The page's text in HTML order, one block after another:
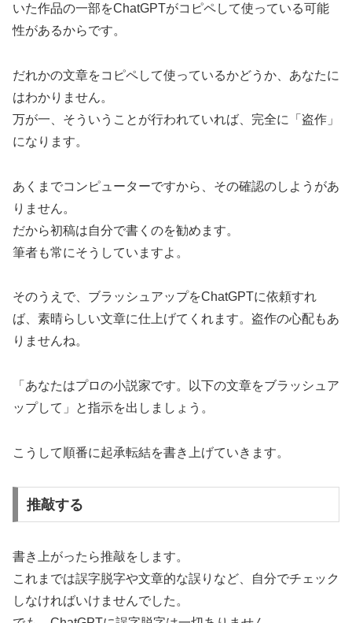
いた作品の一部をChatGPTがコピペして使っている可能
性があるからです。
だれかの文章をコピペして使っているかどうか、あなたに
はわかりません。
万が一、そういうことが行われていれば、完全に「盗作」
になります。
あくまでコンピューターですから、その確認のしようがあ
りません。
だから初稿は自分で書くのを勧めます。
筆者も常にそうしていますよ。
そのうえで、ブラッシュアップをChatGPTに依頼すれ
ば、素晴らしい文章に仕上げてくれます。盗作の心配もあ
りませんね。
「あなたはプロの小説家です。以下の文章をブラッシュア
ップして」と指示を出しましょう。
こうして順番に起承転結を書き上げていきます。
推敲する
書き上がったら推敲をします。
これまでは誤字脱字や文章的な誤りなど、自分でチェック
しなければいけませんでした。